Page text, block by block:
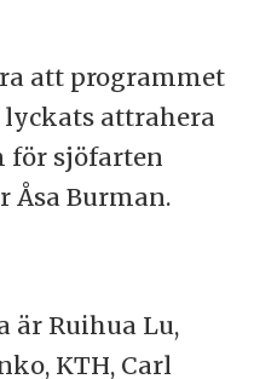
att programmet
attrahera
för sjöfarten
Åsa Burman.
är Ruihua Lu,
KTH, Carl